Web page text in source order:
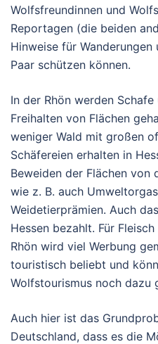
Wolfsfreundinnen und
Reportagen (die beiden
Hinweise für
Paar schützen können.
In der Rhön werden
Freihalten von Flächen
weniger Wald mit großen
Schäfereien erhalten in
Beweiden der Flächen von
wie z. B. auch
Weidetierprämien. Auch
Hessen bezahlt. Für
Rhön wird viel Werbung
touristisch beliebt und
Wolfstourismus noch dazu
Auch hier ist das
Deutschland, dass es die